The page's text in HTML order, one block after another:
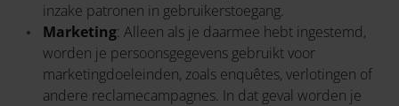
inzake patronen in gebruikerstoegang.
Marketing: Alleen als je daarmee hebt ingestemd,
worden je persoonsgegevens gebruikt voor
marketingdoeleinden, zoals enquêtes, verlotingen of
andere reclamecampagnes. In dat geval worden je